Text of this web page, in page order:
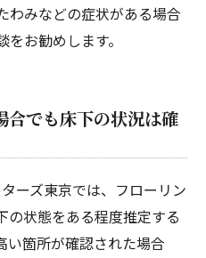
わみなどの症状がある場合
お勧めします。
合でも床下の状況は確
ーズ東京では、フローリン
の状態をある程度推定する
い箇所が確認された場合